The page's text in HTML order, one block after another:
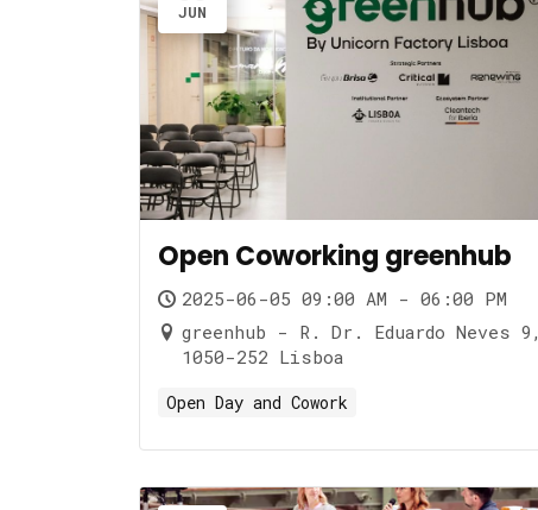
JUN
Open Coworking greenhub
2025-06-05 09:00 AM - 06:00 PM
greenhub - R. Dr. Eduardo Neves 9,
1050-252 Lisboa
Open Day and Cowork